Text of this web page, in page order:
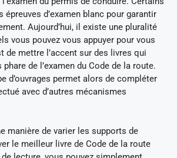
épreuves d’examen blanc pour garantir
Aujourd’hui, il existe une pluralité
vous pouvez vous appuyer pour vous
de mettre l’accent sur des livres qui
de l’examen du Code de la route.
d’ouvrages permet alors de compléter
avec d’autres mécanismes
manière de varier les supports de
le meilleur livre de Code de la route